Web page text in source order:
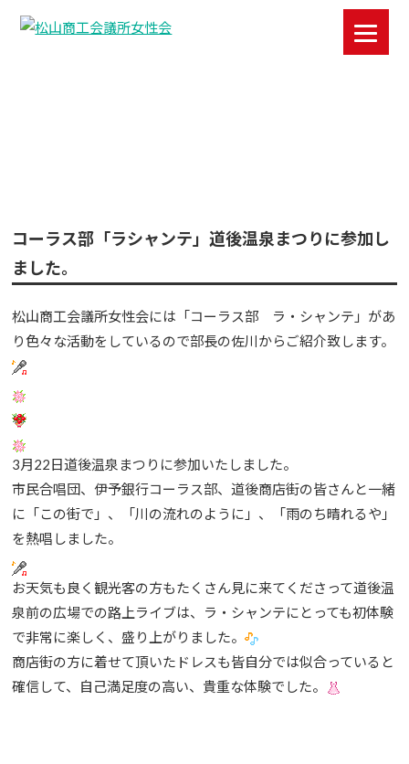
コーラス部「ラシャンテ」道後温泉まつりに参加し
ました。
松山商工会議所女性会には「コーラス部 ラ・シャンテ」があ
り色々な活動をしているので部長の佐川からご紹介致します。
3月22日道後温泉まつりに参加いたしました。
市民合唱団、伊予銀行コーラス部、道後商店街の皆さんと一緒
に「この街で」、「川の流れのように」、「雨のち晴れるや」
を熱唱しました。
お天気も良く観光客の方もたくさん見に来てくださって道後温
泉前の広場での路上ライブは、ラ・シャンテにとっても初体験
で非常に楽しく、盛り上がりました。
商店街の方に着せて頂いたドレスも皆自分では似合っていると
確信して、自己満足度の高い、貴重な体験でした。